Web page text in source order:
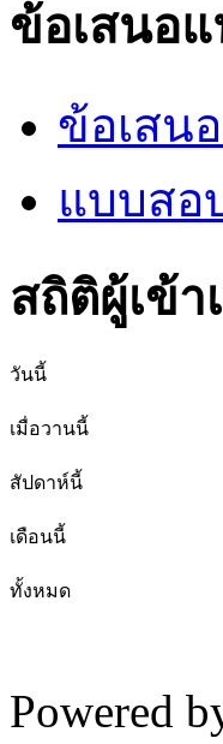
ข้อเสนอ
ข้อเสน
แบบสอ
สถิติผู้เข้า
วันนี้
เมื่อวานนี้
สัปดาห์นี้
เดือนนี้
ทั้งหมด
Powered